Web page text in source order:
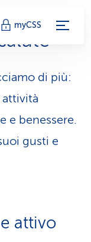
myCSS
di più:
e benessere.
gusti e
attivo